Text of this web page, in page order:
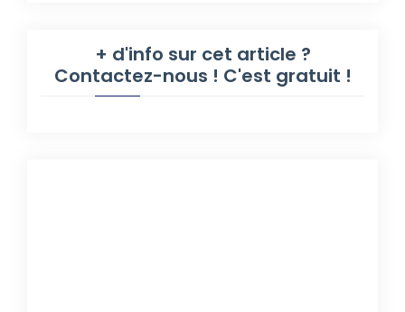
+ d'info sur cet article ?
Contactez-nous ! C'est gratuit !